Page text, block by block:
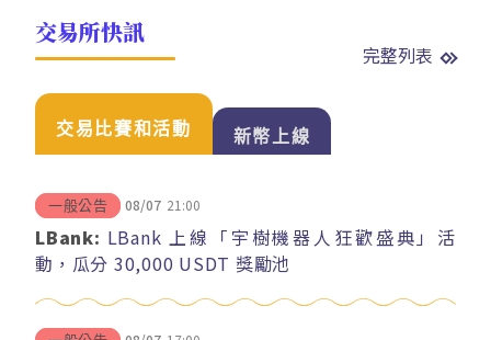
交易所快訊
完整列表
交易比賽和活動 新幣上線
一般公告 08/07 21:00
LBank: LBank 上線「宇樹機器人狂歡盛典」活
動，瓜分 30,000 USDT 獎勵池